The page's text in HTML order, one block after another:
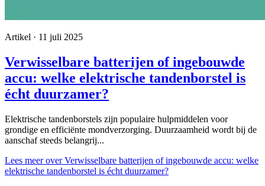
Artikel · 11 juli 2025
Verwisselbare batterijen of ingebouwde
accu: welke elektrische tandenborstel is
écht duurzamer?
Elektrische tandenborstels zijn populaire hulpmiddelen voor
grondige en efficiënte mondverzorging. Duurzaamheid wordt bij de
aanschaf steeds belangrij...
Lees meerover Verwisselbare batterijen of ingebouwde accu: welke
elektrische tandenborstel is écht duurzamer?